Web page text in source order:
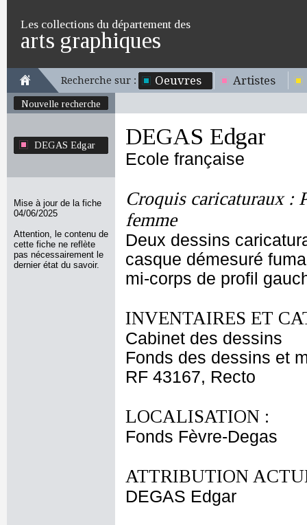
Les collections du département des
arts graphiques
Recherche sur : Oeuvres Artistes
Nouvelle recherche
DEGAS Edgar
Mise à jour de la fiche
04/06/2025
Attention, le contenu de
cette fiche ne reflète
pas nécessairement le
dernier état du savoir.
DEGAS Edgar
Ecole française
Croquis caricaturaux :
femme
Deux dessins
casque démesuré
mi-corps de profil
INVENTAIRES ET
Cabinet des dessins
Fonds des dessins et
RF 43167, Recto
LOCALISATION :
Fonds Fèvre-Degas
ATTRIBUTION
DEGAS Edgar